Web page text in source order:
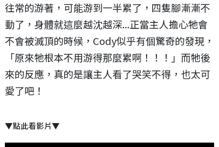
往常的游著，可能游到一半累了，四隻腳漸漸不
動了，身體就這麼越沈越深...正當主人擔心牠會
不會被滅頂的時候，Cody似乎有個驚奇的發現，
「原來牠根本不用游得那麼累啊！！！」而牠後
來的反應，真的是讓主人看了哭笑不得，也太可
愛了吧！
▼點此看影片▼